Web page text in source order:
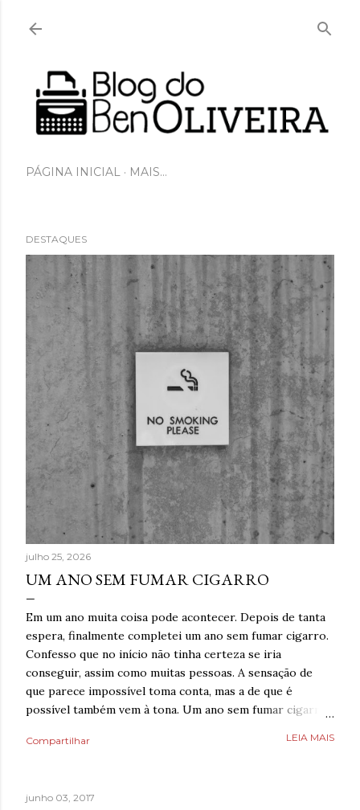
PÁGINA INICIAL MAIS…
DESTAQUES
julho 25, 2026
UM ANO SEM FUMAR CIGARRO
Em um ano muita coisa pode acontecer. Depois de tanta
espera, finalmente completei um ano sem fumar cigarro.
Confesso que no início não tinha certeza se iria
conseguir, assim como muitas pessoas. A sensação de
que parece impossível toma conta, mas a de que é
possível também vem à tona. Um ano sem fumar cigarro.
estava mais interessado no quanto havia ganhado de
ansiedade. Estaria mentindo se dissesse que estava
Compartilhar LEIA MAIS
junho 03, 2017